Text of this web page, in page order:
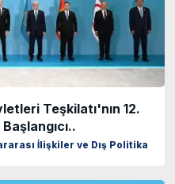
Teşkilatı'nın 12.
İlişkiler ve Dış Politika